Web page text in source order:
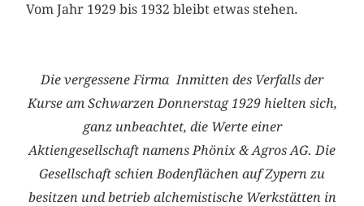
Vom Jahr 1929 bis 1932 bleibt etwas stehen.
Die vergessene FirmaInmitten des Verfalls der
Kurse am Schwarzen Donnerstag 1929 hielten sich,
ganz unbeachtet, die Werte einer
Aktiengesellschaft namens Phönix & Agros AG. Die
Gesellschaft schien Boden­flächen auf Zypern zu
besitzen und betrieb alchemistische Werkstätten in